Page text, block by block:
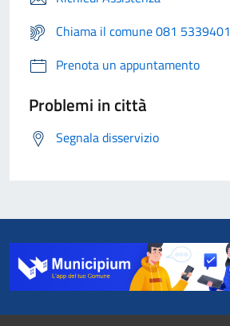
Chiama il comune 081 5339401
Prenota un appuntamento
Problemi in città
Segnala disservizio